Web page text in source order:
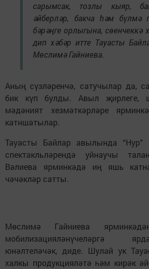
сарымсак, тозлы кыяр,
әйберләр, бакча һәм бүлмә
бәрәңге орлыгына, сөенчеккә
дип хәбәр итте Тауасты
Мөслимә Гайниева.
Аның сүзләренчә, сатучылар да,
бик күп булды. Авыл җирлеге,
мәдәният хезмәткәрләре
катншатылар.
Тауасты Байлар авылында “Нур”
спектакльләрендә уйнаучы
Вәлиева ярминкәдә иң яшь
чәчәкләр сатты.
Мөслимә Гайниева
мобилизацияләнүчеләргә
юнәлтеләчәк, диде. Шулай ук
халкы продукцияләтә һәм кирәк